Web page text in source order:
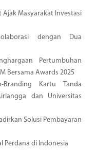
Ajak Masyarakat Investasi
dengan Dua
Pertumbuhan
Bersama Awards 2025
Kartu Tanda
dan Universitas
Solusi Pembayaran
Perdana di Indonesia